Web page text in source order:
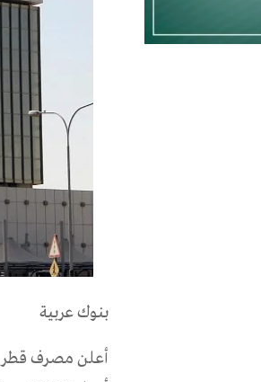
بنوك عربية
أعلن مصرف قطر